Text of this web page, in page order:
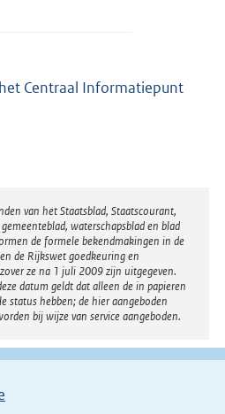
Centraal Informatiepunt
van het Staatsblad, Staatscourant,
waterschapsblad en blad
de formele bekendmakingen in de
de Rijkswet goedkeuring en
ze na 1 juli 2009 zijn uitgegeven.
datum geldt dat alleen de in papieren
status hebben; de hier aangeboden
bij wijze van service aangeboden.